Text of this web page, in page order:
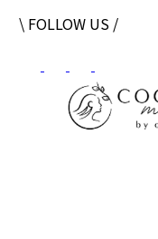
\ FOLLOW US /